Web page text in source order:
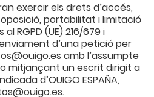
exercir els drets d’accés,
portabilitat i limitació
RGPD (UE) 216/679 i
d’una petició per
amb l’assumpte
mitjançant un escrit dirigit a
d’OUIGO ESPAÑA,